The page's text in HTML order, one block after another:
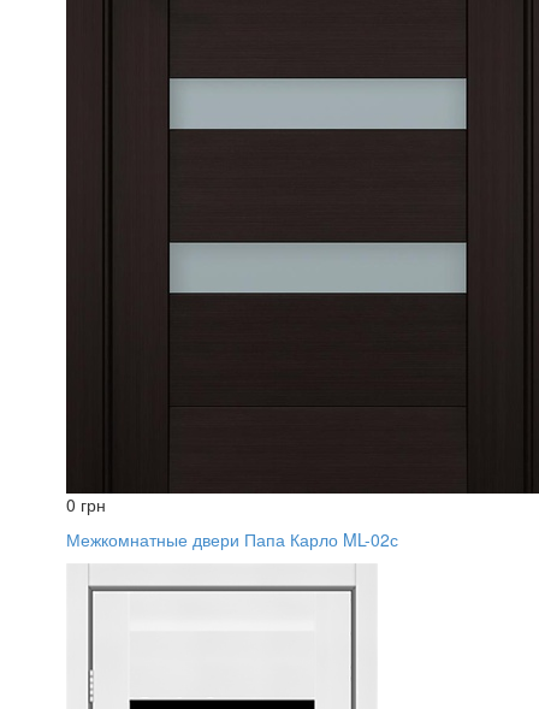
0 грн
Межкомнатные двери Папа Карло ML-02с